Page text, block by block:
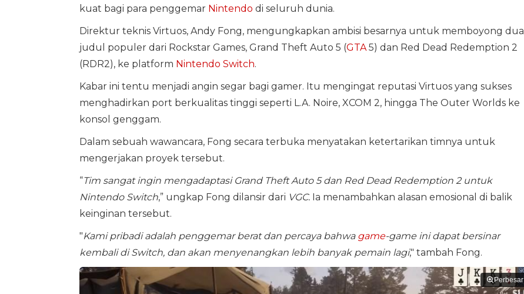
kuat bagi para penggemar Nintendo di seluruh dunia.
Direktur teknis Virtuos, Andy Fong, mengungkapkan ambisi besarnya untuk memboyong dua
judul populer dari Rockstar Games, Grand Theft Auto 5 (GTA5) dan Red Dead Redemption 2
(RDR2), ke platform Nintendo Switch.
Kabar ini tentu menjadi angin segar bagi gamer. Itu mengingat reputasi Virtuos yang sukses
menghadirkan port berkualitas tinggi seperti L.A. Noire, XCOM 2, hingga The Outer Worlds ke
konsol genggam.
Dalam sebuah wawancara, Fong secara terbuka menyatakan ketertarikan timnya untuk
mengerjakan proyek tersebut.
“Tim sangat ingin mengadaptasi Grand Theft Auto 5 dan Red Dead Redemption 2 untuk
Nintendo Switch,” ungkap Fong dilansir dari VGC. Ia menambahkan alasan emosional di balik
keinginan tersebut.
"Kami pribadi adalah penggemar berat dan percaya bahwa game-game ini dapat bersinar
kembali di Switch, dan akan menyenangkan lebih banyak pemain lagi," tambah Fong.
Perbesar